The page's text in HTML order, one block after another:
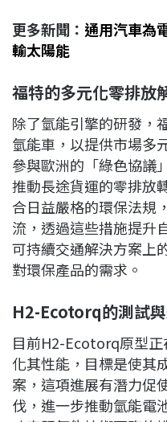
更多新聞： 通用汽車為
輸太陽能
福特的多元化零排放
除了氫能引擎的研發，
氫能車，以提供市場多
參與歐洲的「綠色協議
推動長途貨運的零排放
合日益嚴格的環保法規
流，透過這些措施提升
可持續交通解決方案上
對環保產品的需求。
H2-Ecotorq的測試
目前H2-Ecotorq原型
化其性能，目標是使其
案，這項進展有潛力促
伐，進一步推動氫能電